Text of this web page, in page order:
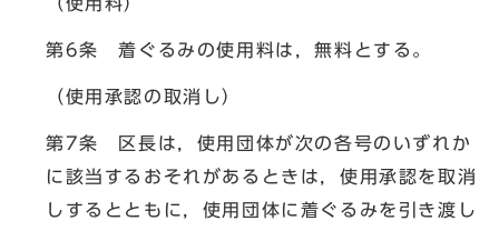
第6条 着ぐるみの使用料は，無料とする。
（使用承認の取消し）
第7条 区長は，使用団体が次の各号のいずれか
に該当するおそれがあるときは，使用承認を取消
しするとともに，使用団体に着ぐるみを引き渡し